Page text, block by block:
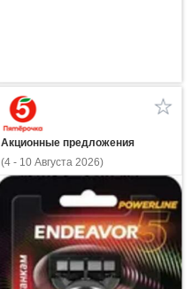
Акционные предложения
(4 - 10 Августа 2026)